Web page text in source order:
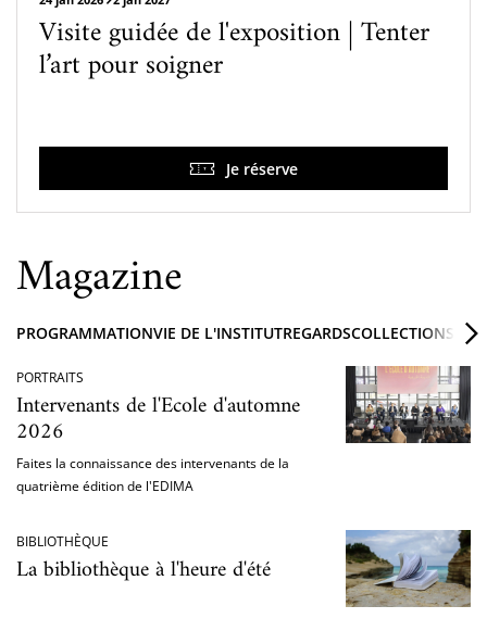
Visite guidée de l'exposition | Tenter
l’art pour soigner
Je réserve
Magazine
PROGRAMMATIONVIE DE L'INSTITUTREGARDSCOLLECTIONS ET
PORTRAITS
Intervenants de l'Ecole d'automne
2026
Faites la connaissance des intervenants de la
quatrième édition de l'EDIMA
BIBLIOTHÈQUE
La bibliothèque à l'heure d'été